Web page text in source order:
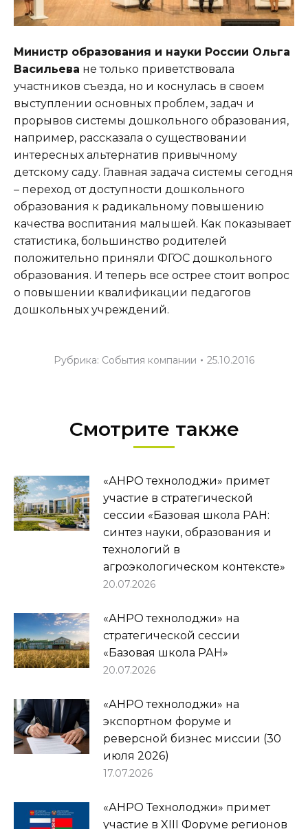
Министр образования и науки России Ольга
Васильева не только приветствовала
участников съезда, но и коснулась в своем
выступлении основных проблем, задач и
прорывов системы дошкольного образования,
например, рассказала о существовании
интересных альтернатив привычному
детскому саду. Главная задача системы сегодня
– переход от доступности дошкольного
образования к радикальному повышению
качества воспитания малышей. Как показывает
статистика, большинство родителей
положительно приняли ФГОС дошкольного
образования. И теперь все острее стоит вопрос
о повышении квалификации педагогов
дошкольных учреждений.
Рубрика: События компании 25.10.2016
Смотрите также
«АНРО технолоджи» примет
участие в стратегической
сессии «Базовая школа РАН:
синтез науки, образования и
технологий в
агроэкологическом контексте»
20.07.2026
«АНРО технолоджи» на
стратегической сессии
«Базовая школа РАН»
20.07.2026
«АНРО технолоджи» на
экспортном форуме и
реверсной бизнес миссии (30
июля 2026)
17.07.2026
«АНРО Технолоджи» примет
участие в XIII Форуме регионов